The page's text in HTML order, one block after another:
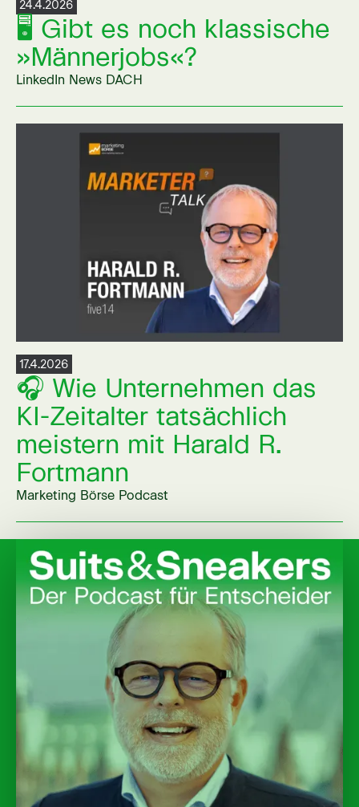
24.4.2026
🖥 Gibt es noch klassische
»Männerjobs«?
LinkedIn News DACH
Link auf externer Seite öffnen
17.4.2026
🎧 Wie Unternehmen das
KI-Zeitalter tatsächlich
meistern mit Harald R.
Fortmann
Marketing Börse Podcast